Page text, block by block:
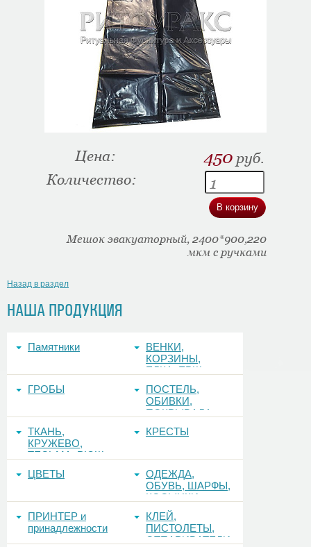
НАША ПРОДУКЦИЯ
Памятники
ВЕНКИ,
КОРЗИНЫ,
ЕЛКА, ЕРШ,
ГРОБЫ
ПОСТЕЛЬ,
ОБИВКИ,
ПОКРЫВАЛА
ТКАНЬ,
КРУЖЕВО,
ТЕСЬМА, РЮШ
КРЕСТЫ
ЦВЕТЫ
ОДЕЖДА,
ОБУВЬ, ШАРФЫ,
КОСЫНКИ
ПРИНТЕР и
принадлежности
КЛЕЙ,
ПИСТОЛЕТЫ,
ОТПАРИВАТЕЛИ
Цена: 450 руб.
Количество:
Мешок эвакуаторный, 2400*900,220
мкм с ручками
Назад в раздел